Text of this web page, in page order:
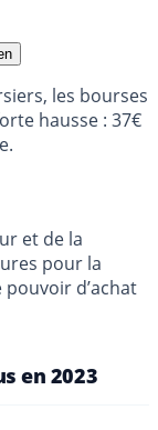
les bourses
hausse : 37€
et de la
pour la
d’achat
en 2023